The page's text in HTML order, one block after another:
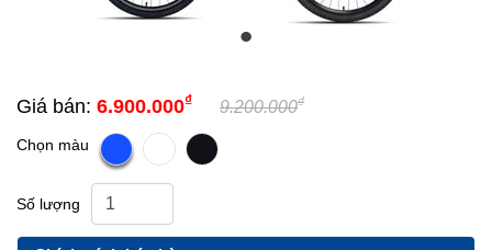
Giá bán: 6.900.000₫ 9.200.000₫
Chọn màu
Số lượng